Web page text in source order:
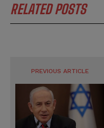
RELATED POSTS
PREVIOUS ARTICLE